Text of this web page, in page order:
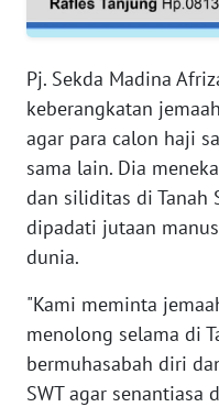
Pj. Sekda Madina
keberangkatan
agar para calon haji
sama lain. Dia
dan siliditas di Tanah
dipadati jutaan
dunia.
"Kami meminta
menolong selama di
bermuhasabah diri
SWT agar senantiasa
JAMBI
SULTRA
WN
NTB
SULTENG
WN
SULBAR